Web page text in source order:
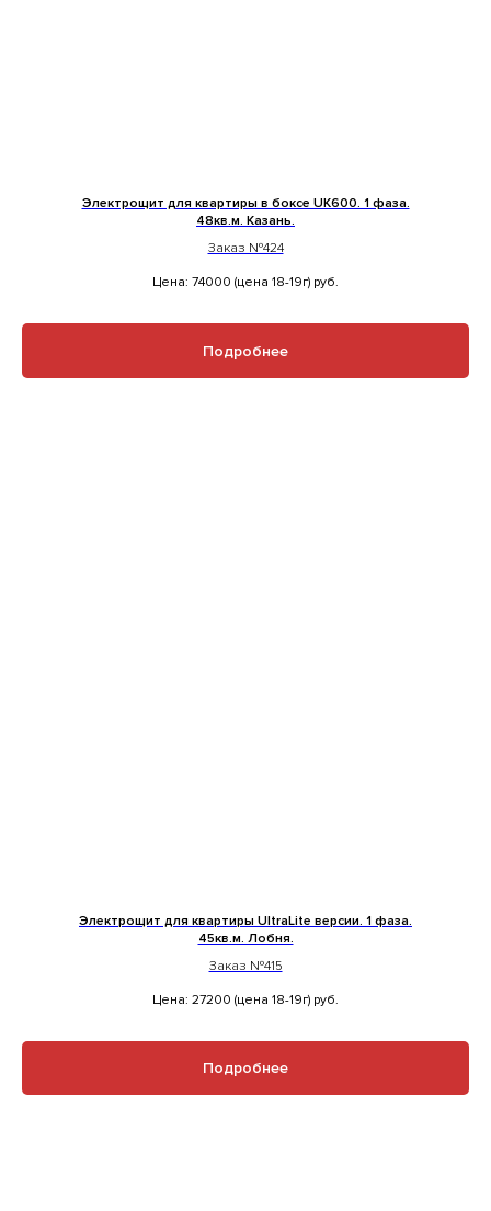
Электрощит для квартиры в боксе UK600. 1 фаза.
48кв.м. Казань.
Заказ №424
Цена: 74000 (цена 18-19г) руб.
Подробнее
Электрощит для квартиры UltraLite версии. 1 фаза.
45кв.м. Лобня.
Заказ №415
Цена: 27200 (цена 18-19г) руб.
Подробнее